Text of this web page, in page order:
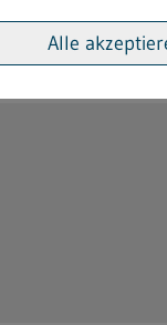
Alle